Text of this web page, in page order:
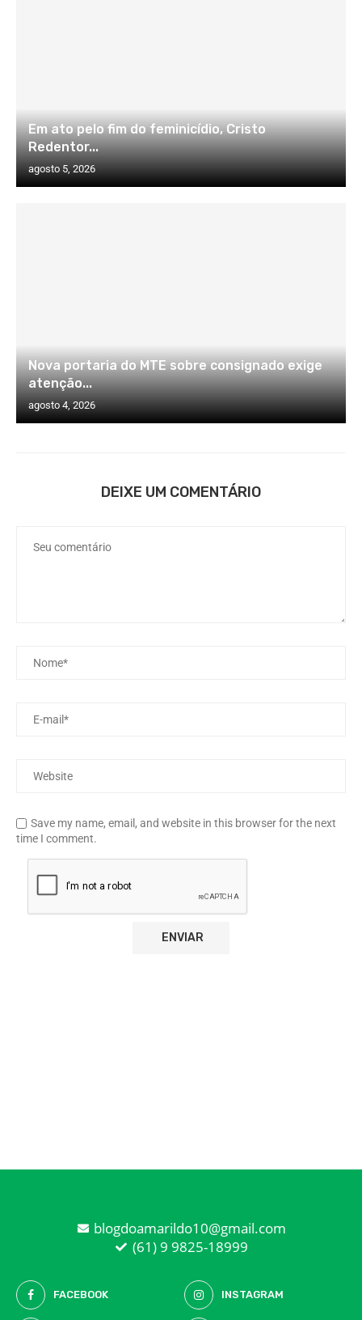
Em ato pelo fim do feminicídio, Cristo
Redentor...
agosto 5, 2026
Nova portaria do MTE sobre consignado exige
atenção...
agosto 4, 2026
DEIXE UM COMENTÁRIO
Save my name, email, and website in this browser for the next
time I comment.
blogdoamarildo10@gmail.com
(61) 9 9825-18999
FACEBOOK INSTAGRAM